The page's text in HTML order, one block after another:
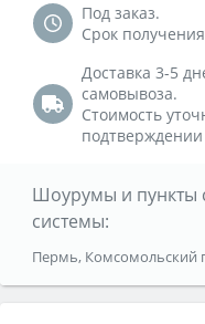
Под заказ.
Срок
Доставка 3-5
самовывоза.
Стоимость
подтверждении
Шоурумы и пункты
системы:
Пермь, Комсомольский